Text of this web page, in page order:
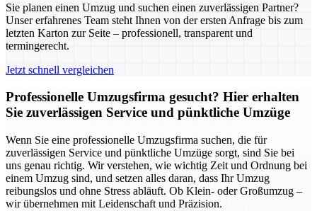
Sie planen einen Umzug und suchen einen zuverlässigen Partner?
Unser erfahrenes Team steht Ihnen von der ersten Anfrage bis zum
letzten Karton zur Seite – professionell, transparent und
termingerecht.
Jetzt schnell vergleichen
Professionelle Umzugsfirma gesucht? Hier erhalten
Sie zuverlässigen Service und pünktliche Umzüge
Wenn Sie eine professionelle Umzugsfirma suchen, die für
zuverlässigen Service und pünktliche Umzüge sorgt, sind Sie bei
uns genau richtig. Wir verstehen, wie wichtig Zeit und Ordnung bei
einem Umzug sind, und setzen alles daran, dass Ihr Umzug
reibungslos und ohne Stress abläuft. Ob Klein- oder Großumzug –
wir übernehmen mit Leidenschaft und Präzision.